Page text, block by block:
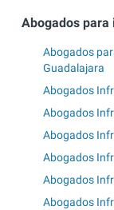
Abogados para
Abogados
Guadalajara
Abogados
Abogados
Abogados
Abogados
Abogados
Abogados